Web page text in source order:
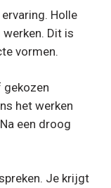
Holle
Dit is
vormen.
gekozen
het werken
een droog
Je krijgt